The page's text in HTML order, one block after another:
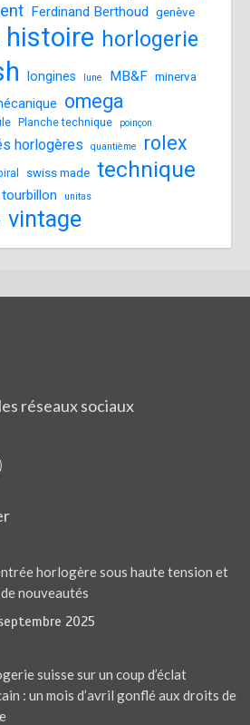
Ferdinand Berthoud genève
histoire horlogerie
longines lune MB&F minerva
omega
Planche technique poinçon
horlogères quantième rolex
swiss made technique
tourbillon unitas
vintage
réseaux sociaux
horlogère sous haute tension et
nouveautés
2025
suisse sur un coup d’éclat
: un mois d’avril gonflé aux droits de